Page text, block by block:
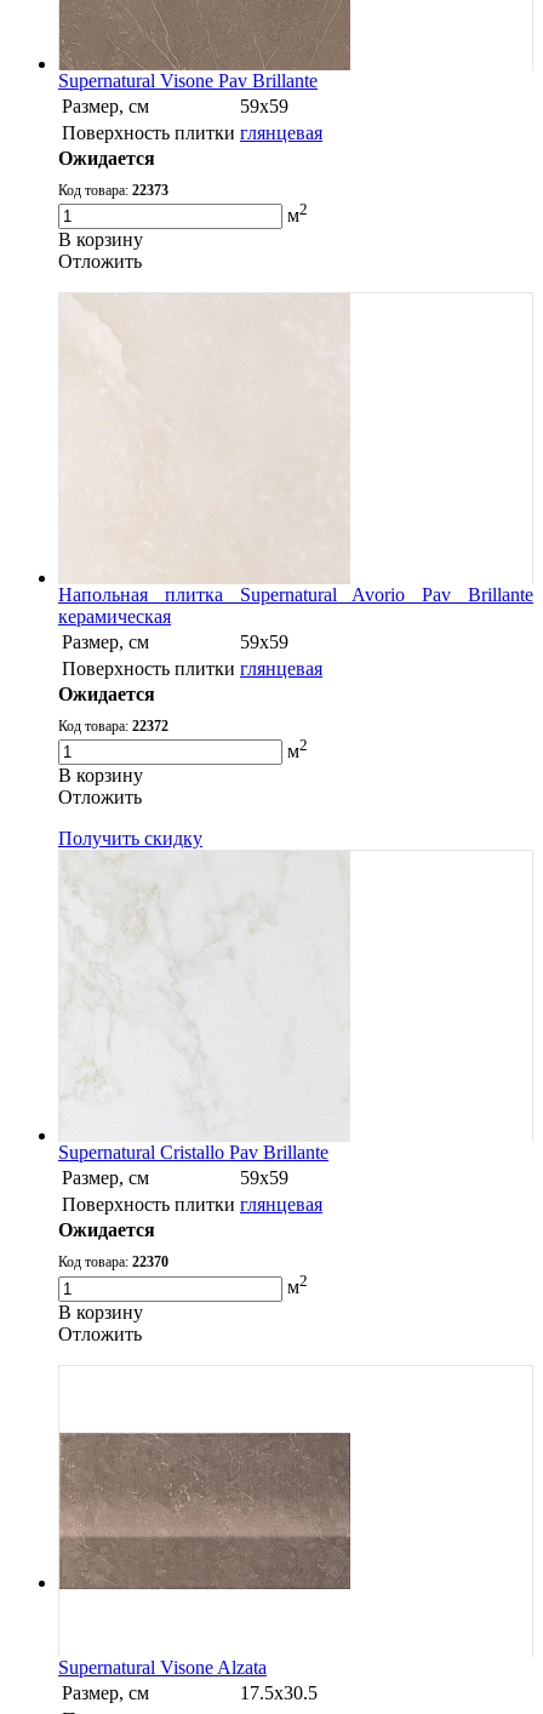
Supernatural Visone Pav Brillante
Размер, см
59х59
Поверхность плитки глянцевая
Ожидается
Код товара: 22373
м2
В корзину
Oтложить
Напольная плитка Supernatural Avorio Pav Brillante
керамическая
Размер, см
59х59
Поверхность плитки глянцевая
Ожидается
Код товара: 22372
м2
В корзину
Oтложить
Получить скидку
Supernatural Cristallo Pav Brillante
Размер, см
59х59
Поверхность плитки глянцевая
Ожидается
Код товара: 22370
м2
В корзину
Oтложить
Supernatural Visone Alzata
Размер, см
17.5х30.5